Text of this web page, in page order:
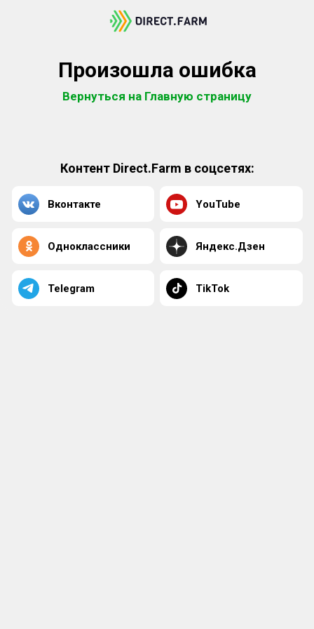
Произошла ошибка
Вернуться на Главную страницу
Контент Direct.Farm в соцсетях:
Вконтакте YouTube
Одноклассники Яндекс.Дзен
Telegram TikTok